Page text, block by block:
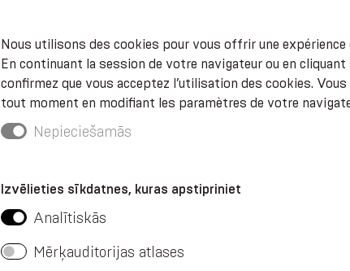
Nous utilisons des cookies pour vous offrir une expérience
En continuant la session de votre navigateur ou en cliquant
confirmez que vous acceptez l’utilisation des cookies.
tout moment en modifiant les paramètres de votre
Nepieciešamās
Izvēlieties sīkdatnes, kuras apstipriniet
Analītiskās
Mērķauditorijas atlases